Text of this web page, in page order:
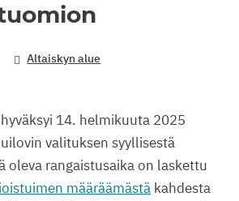
Altaiskyn alue
14. helmikuuta 2025
valituksen syyllisestä
oleva rangaistusaika on laskettu
määräämästä kahdesta